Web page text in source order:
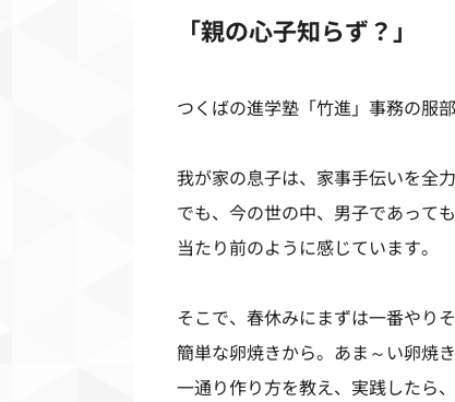
「親の心子知らず？」
つくばの進学塾「竹進」事務の服部
我が家の息子は、家事手伝いを全
でも、今の世の中、男子であって
当たり前のように感じています。
そこで、春休みにまずは一番やり
簡単な卵焼きから。あま～い卵焼
一通り作り方を教え、実践したら